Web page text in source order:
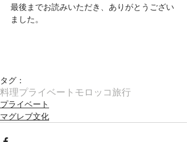
最後までお読みいただき、ありがとうござい
ました。
タグ：
料理プライベート モロッコ旅行
プライベート
マグレブ文化